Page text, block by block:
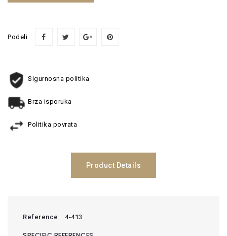
Podeli
Sigurnosna politika
Brza isporuka
Politika povrata
Product Details
Reference 4-413